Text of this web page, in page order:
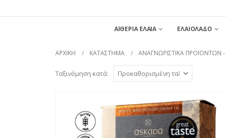
ΑΙΘΕΡΙΑ ΕΛΑΙΑ ΕΛΑΙΟΛΑΔΟ
ΑΡΧΙΚΗ ΚΑΤΆΣΤΗΜΑ ΑΝΑΓΝΩΡΙΣΤΙΚΆ ΠΡΟΪΌΝΤΩΝ -
Ταξινόμηση κατά: